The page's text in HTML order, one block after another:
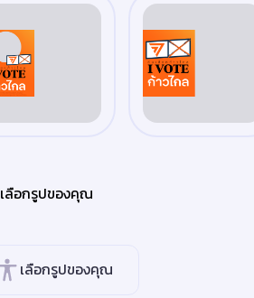
เลือกรูปของคุณ
เลือกรูปของคุณ